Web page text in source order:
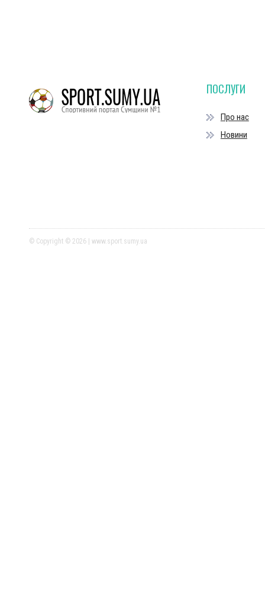
ПОСЛУГИ
Про нас
Новини
© Copyright © 2026 | www.sport.sumy.ua